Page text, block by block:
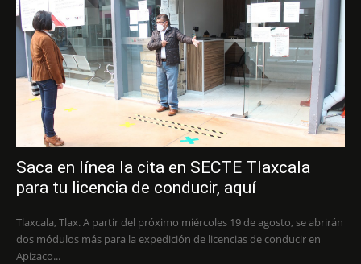
Saca en línea la cita en SECTE Tlaxcala
para tu licencia de conducir, aquí
Tlaxcala, Tlax. A partir del próximo miércoles 19 de agosto, se abrirán
dos módulos más para la expedición de licencias de conducir en
Apizaco...